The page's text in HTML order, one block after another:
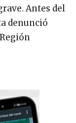
Antes del
denunció